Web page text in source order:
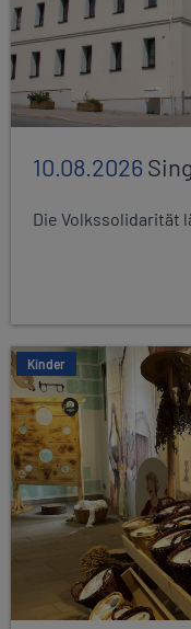
10.08.2026
Die Volkssolidarität
Kinder